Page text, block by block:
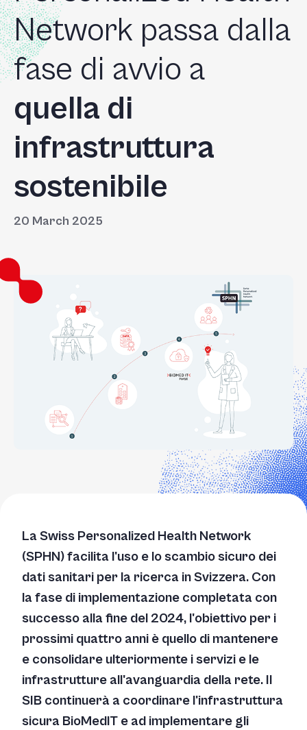
+
/'.
This
shortcut
activates
screen
reader
help
you
navigate
interact
the
content.
Network passa dalla
fase di avvio a
quella di
infrastruttura
sostenibile
20 March 2025
La Swiss Personalized Health Network
(SPHN) facilita l'uso e lo scambio sicuro dei
dati sanitari per la ricerca in Svizzera. Con
la fase di implementazione completata con
successo alla fine del 2024, l'obiettivo per i
prossimi quattro anni è quello di mantenere
e consolidare ulteriormente i servizi e le
infrastrutture all'avanguardia della rete. Il
SIB continuerà a coordinare l'infrastruttura
sicura BioMedIT e ad implementare gli